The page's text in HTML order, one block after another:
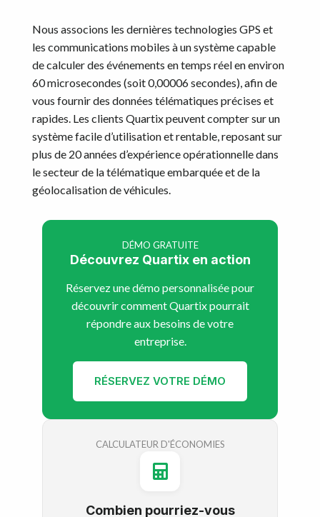
Nous associons les dernières technologies GPS et
les communications mobiles à un système capable
de calculer des événements en temps réel en environ
60 microsecondes (soit 0,00006 secondes), afin de
vous fournir des données télématiques précises et
rapides. Les clients Quartix peuvent compter sur un
système facile d’utilisation et rentable, reposant sur
plus de 20 années d’expérience opérationnelle dans
le secteur de la télématique embarquée et de la
géolocalisation de véhicules.
DÉMO GRATUITE
Découvrez Quartix en action
Réservez une démo personnalisée pour
découvrir comment Quartix pourrait
répondre aux besoins de votre
entreprise.
RÉSERVEZ VOTRE DÉMO
CALCULATEUR D'ÉCONOMIES
Combien pourriez-vous